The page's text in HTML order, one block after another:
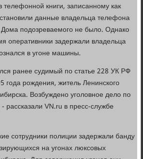
телефонной книги, записанному как
данные владельца телефона
подозреваемого не было. Однако
оперативники задержали владельца
в угоне машины.
ранее судимый по статье 228 УК РФ
года рождения, житель Ленинского
Возбуждено уголовное дело по
рассказали VN.ru в пресс-службе
сотрудники полиции задержали банду
на угонах люксовых